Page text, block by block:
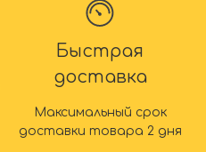
Быстрая
доставка
Максимальный срок
доставки товара 2 дня